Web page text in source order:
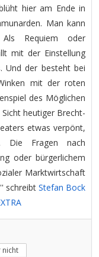
hier am Ende in
Man kann
Als Requiem oder
mit der Einstellung
Und der besteht bei
mit der roten
des Möglichen
heutiger Brecht-
etwas verpönt,
Die Fragen nach
oder bürgerlichem
Marktwirtschaft
schreibt Stefan Bock
nicht